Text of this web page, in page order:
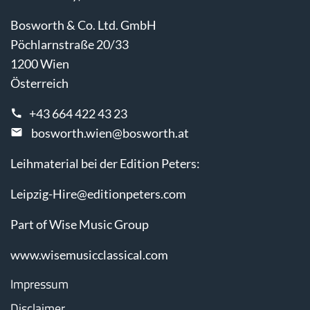
Bosworth & Co. Ltd. GmbH
Pöchlarnstraße 20/33
1200 Wien
Österreich
+43 664 422 43 23
bosworth.wien@bosworth.at
Leihmaterial bei der Edition Peters:
Leipzig-Hire@editionpeters.com
Part of Wise Music Group
www.wisemusicclassical.com
Impressum